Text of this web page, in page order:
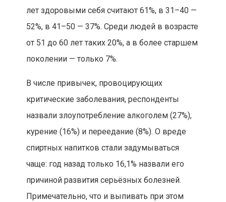
лет здоровыми себя считают 61%, в 31–40 —
52%, в 41–50 — 37%. Среди людей в возрасте
от 51 до 60 лет таких 20%, а в более старшем
поколении — только 7%.
В числе привычек, провоцирующих
критические заболевания, респонденты
назвали злоупотребление алкоголем (27%),
курение (16%) и переедание (8%). О вреде
спиртных напитков стали задумываться
чаще: год назад только 16,1% назвали его
причиной развития серьёзных болезней.
Примечательно, что и выпивать при этом